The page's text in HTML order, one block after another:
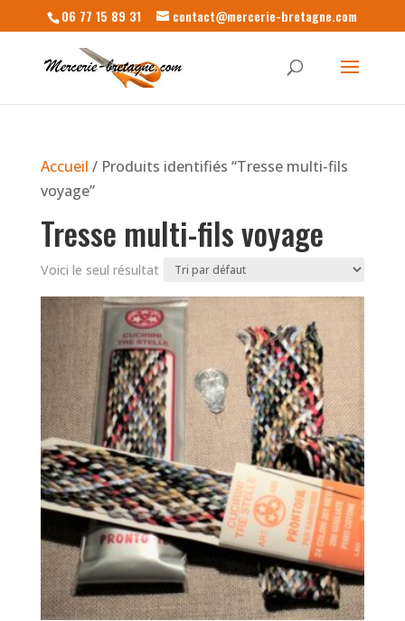
06 77 15 89 31 contact@mercerie-bretagne.com
Accueil / Produits identifiés “Tresse multi-fils
voyage”
Tresse multi-fils voyage
Voici le seul résultat